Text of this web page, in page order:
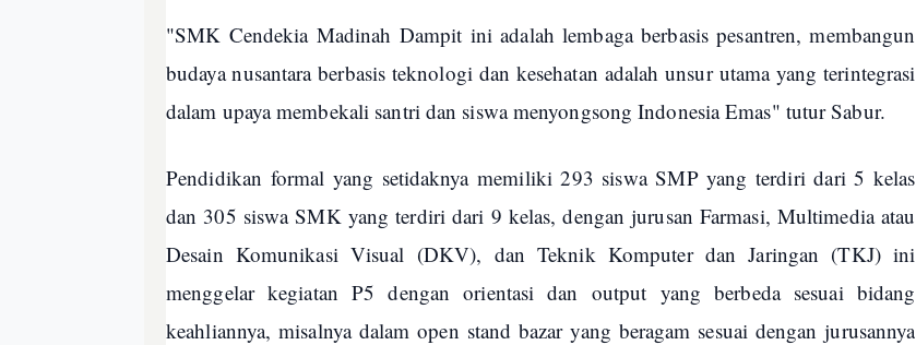
"SMK Cendekia Madinah Dampit ini adalah lembaga berbasis pesantren, membangun
budaya nusantara berbasis teknologi dan kesehatan adalah unsur utama yang terintegrasi
dalam upaya membekali santri dan siswa menyongsong Indonesia Emas" tutur Sabur.
Pendidikan formal yang setidaknya memiliki 293 siswa SMP yang terdiri dari 5 kelas
dan 305 siswa SMK yang terdiri dari 9 kelas, dengan jurusan Farmasi, Multimedia atau
Desain Komunikasi Visual (DKV), dan Teknik Komputer dan Jaringan (TKJ) ini
menggelar kegiatan P5 dengan orientasi dan output yang berbeda sesuai bidang
keahliannya, misalnya dalam open stand bazar yang beragam sesuai dengan jurusannya